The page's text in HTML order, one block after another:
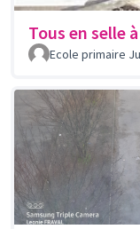
Tous en selle
Ecole primaire